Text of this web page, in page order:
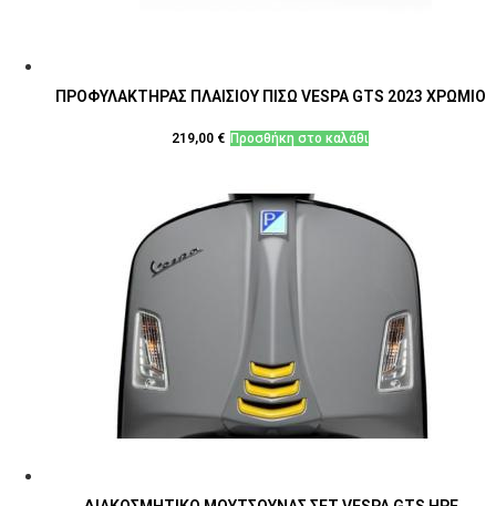
ΠΡΟΦΥΛΑΚΤΗΡΑΣ ΠΛΑΙΣΙΟΥ ΠΙΣΩ VESPA GTS 2023 ΧΡΩΜΙΟ
219,00 € Προσθήκη στο καλάθι